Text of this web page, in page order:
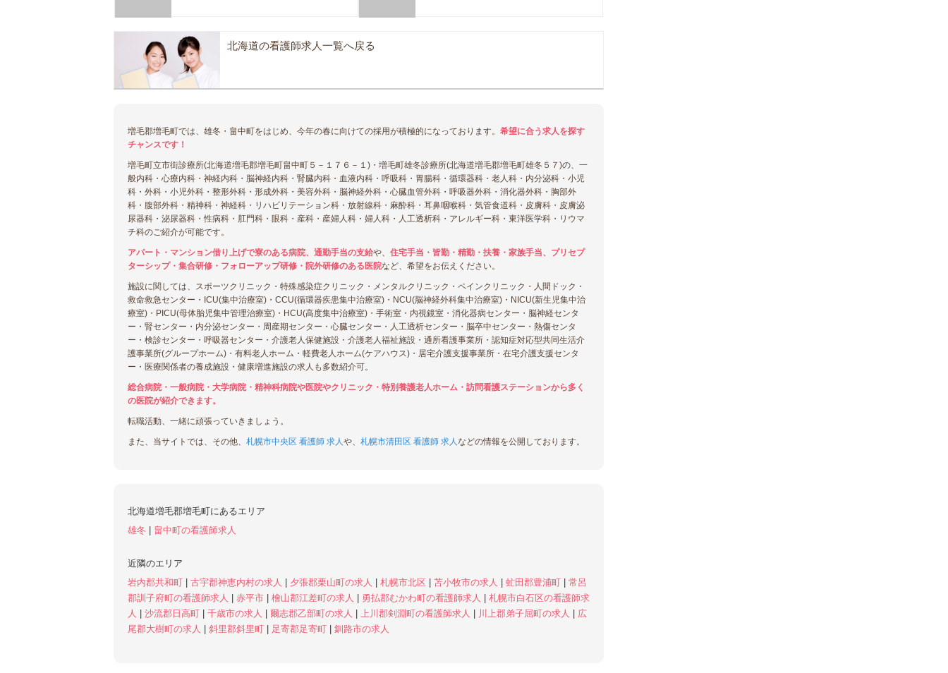
北海道の看護師求人一覧へ戻る
増毛郡増毛町では、雄冬・畠中町をはじめ、今年の春に向けての採用が積極的になっております。 希望に合う求人を探す
チャンスです！
増毛町立市街診療所(北海道増毛郡増毛町畠中町５－１７６－１)・増毛町雄冬診療所(北海道増毛郡増毛町雄冬５７)の、一
般内科・心療内科・神経内科・脳神経内科・腎臓内科・血液内科・呼吸科・胃腸科・循環器科・老人科・内分泌科・小児
科・外科・小児外科・整形外科・形成外科・美容外科・脳神経外科・心臓血管外科・呼吸器外科・消化器外科・胸部外
科・腹部外科・精神科・神経科・リハビリテーション科・放射線科・麻酔科・耳鼻咽喉科・気管食道科・皮膚科・皮膚泌
尿器科・泌尿器科・性病科・肛門科・眼科・産科・産婦人科・婦人科・人工透析科・アレルギー科・東洋医学科・リウマ
チ科のご紹介が可能です。
アパート・マンション借り上げで寮のある病院、通勤手当の支給や、 住宅手当・皆勤・精勤・扶養・家族手当、プリセプ
ターシップ・集合研修・フォローアップ研修・院外研修のある医院など、希望をお伝えください。
施設に関しては、スポーツクリニック・特殊感染症クリニック・メンタルクリニック・ペインクリニック・人間ドック・
救命救急センター・ICU(集中治療室)・CCU(循環器疾患集中治療室)・NCU(脳神経外科集中治療室)・NICU(新生児集中治
療室)・PICU(母体胎児集中管理治療室)・HCU(高度集中治療室)・手術室・内視鏡室・消化器病センター・脳神経センタ
ー・腎センター・内分泌センター・周産期センター・心臓センター・人工透析センター・脳卒中センター・熱傷センタ
ー・検診センター・呼吸器センター・介護老人保健施設・介護老人福祉施設・通所看護事業所・認知症対応型共同生活介
護事業所(グループホーム)・有料老人ホーム・軽費老人ホーム(ケアハウス)・居宅介護支援事業所・在宅介護支援センタ
ー・医療関係者の養成施設・健康増進施設の求人も多数紹介可。
総合病院・一般病院・大学病院・精神科病院や医院やクリニック・特別養護老人ホーム・訪問看護ステーションから多く
の医院が紹介できます。
転職活動、一緒に頑張っていきましょう。
また、当サイトでは、その他、 札幌市中央区 看護師 求人や、 札幌市清田区 看護師 求人などの情報を公開しております。
北海道増毛郡増毛町にあるエリア
雄冬
畠中町の看護師求人
近隣のエリア
岩内郡共和町
古宇郡神恵内村の求人 夕張郡栗山町の求人 札幌市北区 苫小牧市の求人 虻田郡豊浦町
常呂
郡訓子府町の看護師求人
赤平市 檜山郡江差町の求人 勇払郡むかわ町の看護師求人
札幌市白石区の看護師求
人
沙流郡日高町 千歳市の求人 爾志郡乙部町の求人 上川郡剣淵町の看護師求人 川上郡弟子屈町の求人
広
尾郡大樹町の求人
斜里郡斜里町 足寄郡足寄町 釧路市の求人